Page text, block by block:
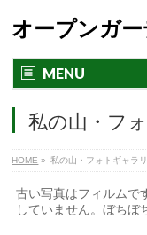
オープンガ
MENU
私の山・フ
HOME » 私の山・フォトギャラ
古い写真はフィルムで
していません。ぼちぼ